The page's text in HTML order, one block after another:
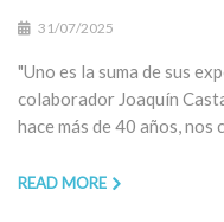
31/07/2025
"Uno es la suma de sus
colaborador Joaquín
hace más de 40 años, nos
READ MORE